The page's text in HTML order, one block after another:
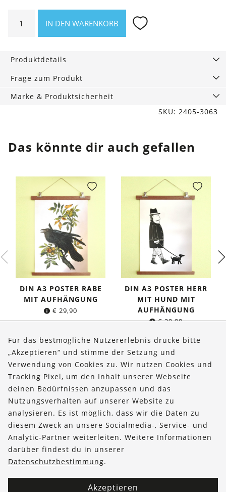
Thermosflasche
mit
Strohhalm
IN DEN WARENKORB
Produktdetails
Frage zum Produkt
Marke & Produktsicherheit
SKU: 2405-3063
Das könnte dir auch gefallen
DIN A3 POSTER RABE
MIT AUFHÄNGUNG
€ 29,90
DIN A3 POSTER HERR
MIT HUND MIT
AUFHÄNGUNG
€29,90
Über uns
Bestellungen
Kontakt & Hilfe
FOLLOW US
Für das bestmögliche Nutzererlebnis drücke bitte
„Akzeptieren“ und stimme der Setzung und
Verwendung von Cookies zu. Wir nutzen Cookies und
Tracking Pixel, um den Inhalt unserer Webseite
deinen Bedürfnissen anzupassen und das
Nutzungsverhalten auf unserer Website zu
analysieren. Es ist möglich, dass wir die Daten zu
diesem Zweck an unsere Socialmedia-, Service- und
Analytic-Partner weiterleiten. Weitere Informationen
darüber findest du in unserer
Datenschutzbestimmung.
Akzeptieren